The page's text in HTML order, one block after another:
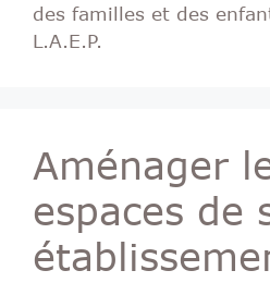
des familles et des
L.A.E.P.
Aménager
espaces de